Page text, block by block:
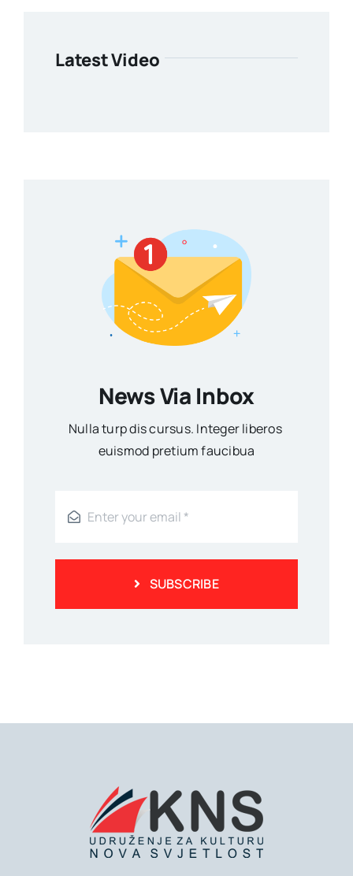
Latest Video
News Via Inbox
Nulla turp dis cursus. Integer liberos
euismod pretium faucibua
SUBSCRIBE